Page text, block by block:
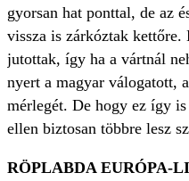
gyorsan hat ponttal, de az
vissza is zárkóztak kettőre.
jutottak, így ha a vártnál
nyert a magyar válogatott,
mérlegét. De hogy ez így
ellen biztosan többre lesz
RÖPLABDA EURÓPA-